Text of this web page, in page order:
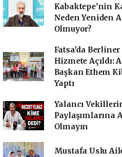
Kabaktepe’nin
Neden Yeniden
Olmuyor?
Fatsa’da
Hizmete Açıldı:
Başkan Ethem
Yaptı
Yalancı
Paylaşımlarına
Olmayın
Mustafa Uslu